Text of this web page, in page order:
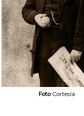
FotoCortesía